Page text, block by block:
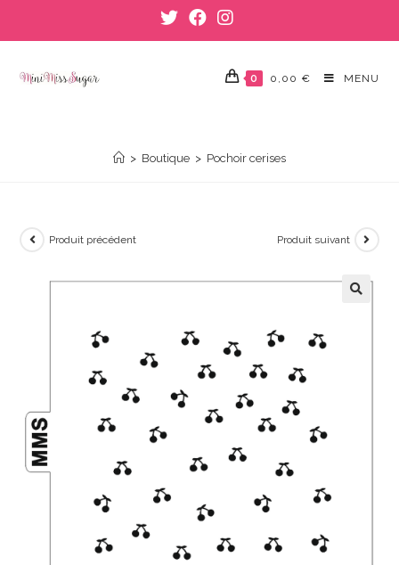
0 0,00 € MENU
> Boutique > Pochoir cerises
Produit précédent Produit suivant